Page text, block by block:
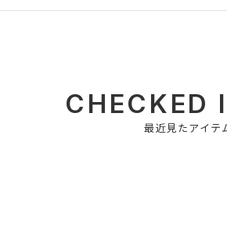
CHECKED
最近見たアイテ